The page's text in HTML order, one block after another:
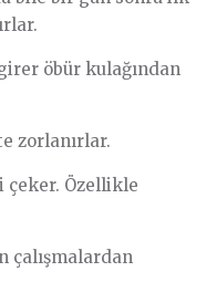
öbür kulağından
zorlanırlar.
Özellikle
çalışmalardan